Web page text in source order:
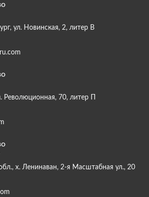
ул. Новинская, 2, литер В
Революционная, 70, литер П
х. Ленинаван, 2-я Масштабная ул., 20